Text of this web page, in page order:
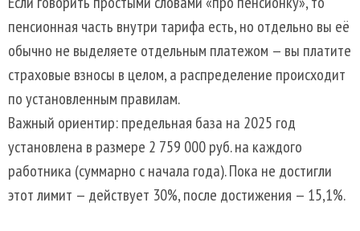
пенсионная часть внутри тарифа есть, но отдельно вы её
обычно не выделяете отдельным платежом — вы платите
страховые взносы в целом, а распределение происходит
по установленным правилам.
Важный ориентир: предельная база на 2025 год
установлена в размере 2 759 000 руб. на каждого
работника (суммарно с начала года). Пока не достигли
этот лимит — действует 30%, после достижения — 15,1%.